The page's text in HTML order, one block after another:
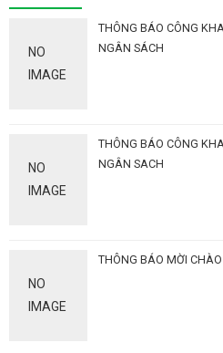
NO
IMAGE
THÔNG BÁO CÔNG
NGÂN SÁCH
NO
IMAGE
THÔNG BÁO CÔNG
NGÂN SACH
NO
IMAGE
THÔNG BÁO MỜI